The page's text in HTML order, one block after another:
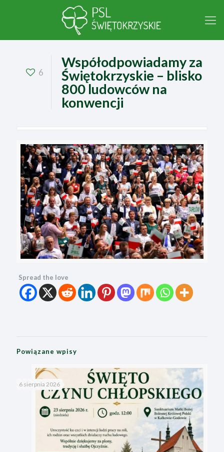
6
Współodpowiadamy za
Świętokrzyskie – blisko
800 ludowców na
konwencji
Spread the love
Powiązane wpisy
6 sierpnia 2026